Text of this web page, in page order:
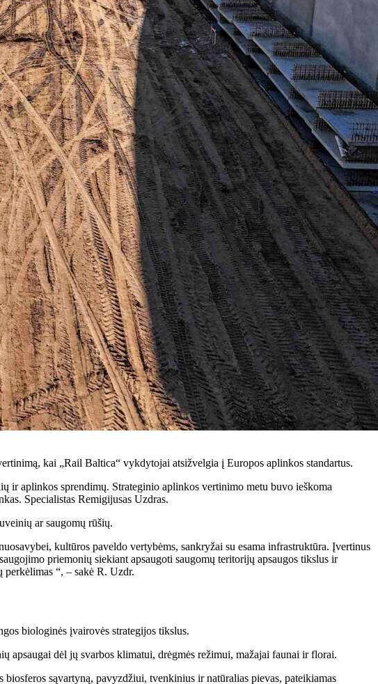
kai „Rail Baltica“ vykdytojai atsižvelgia į Europos aplinkos standartus.
ir aplinkos sprendimų. Strateginio aplinkos vertinimo metu buvo ieškoma
Specialistas Remigijusas Uzdras.
ar saugomų rūšių.
kultūros paveldo vertybėms, sankryžai su esama infrastruktūra. Įvertinus
priemonių siekiant apsaugoti saugomų teritorijų apsaugos tikslus ir
“, – sakė R. Uzdr.
biologinės įvairovės strategijos tikslus.
apsaugai dėl jų svarbos klimatui, drėgmės režimui, mažajai faunai ir florai.
sąvartyną, pavyzdžiui, tvenkinius ir natūralias pievas, pateikiamas